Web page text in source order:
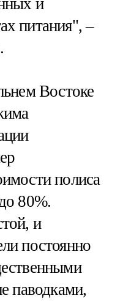
питания", –
Востоке
полиса
80%.
и
постоянно
паводками,